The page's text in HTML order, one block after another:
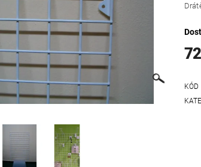
KÓD